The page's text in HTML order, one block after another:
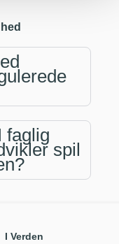
faglig
spil
I Verden